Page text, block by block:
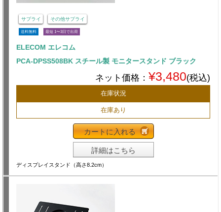
サプライ その他サプライ
送料無料 最短 1〜3日で出荷
ELECOM エレコム
PCA-DPSS508BK スチール製 モニタースタンド ブラック
ネット価格： ¥3,480(税込)
在庫状況
在庫あり
カートに入れる
詳細はこちら
ディスプレイスタンド（高さ8.2cm）